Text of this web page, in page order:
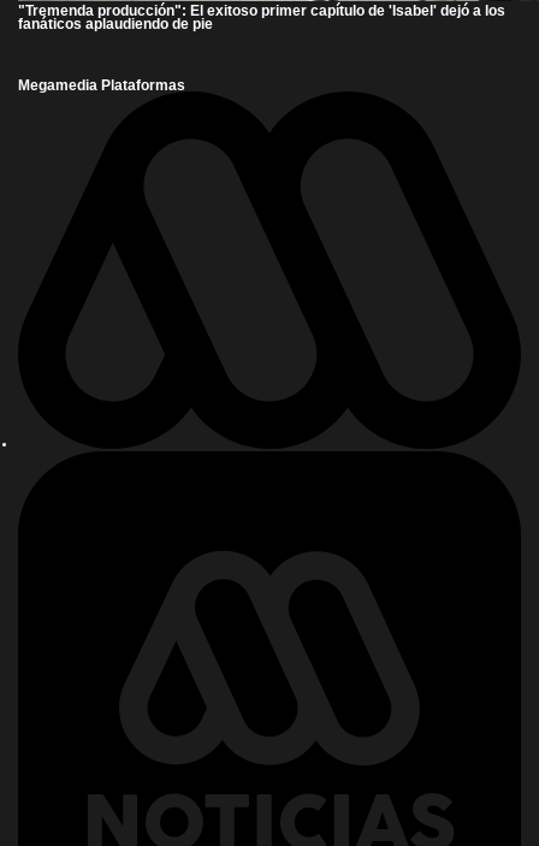
"Tremenda producción": El exitoso primer capítulo de 'Isabel' dejó a los
fanáticos aplaudiendo de pie
Megamedia Plataformas